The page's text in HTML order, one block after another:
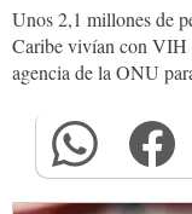
Unos 2,1 millones de
Caribe vivían con VIH
agencia de la ONU